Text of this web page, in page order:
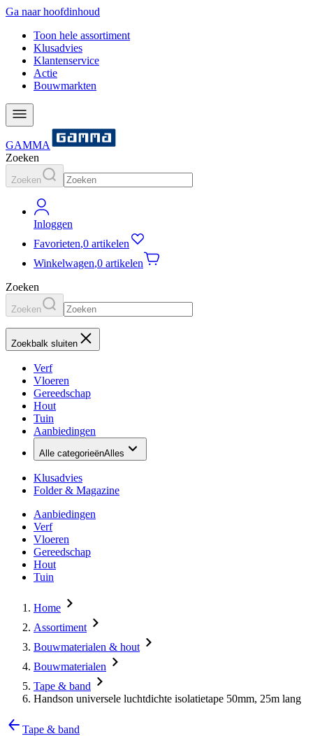
Ga naar hoofdinhoud
Toon hele assortiment
Klusadvies
Klantenservice
Actie
Bouwmarkten
GAMMA
Zoeken
Zoeken
Inloggen
Favorieten,0 artikelen
Winkelwagen,0 artikelen
Zoeken
Zoeken
Zoekbalk sluiten
Verf
Vloeren
Gereedschap
Hout
Tuin
Aanbiedingen
Alle categorieënAlles
Klusadvies
Folder & Magazine
Aanbiedingen
Verf
Vloeren
Gereedschap
Hout
Tuin
Home
Assortiment
Bouwmaterialen & hout
Bouwmaterialen
Tape & band
Handson universele luchtdichte isolatietape 50mm, 25m lang
Tape & band